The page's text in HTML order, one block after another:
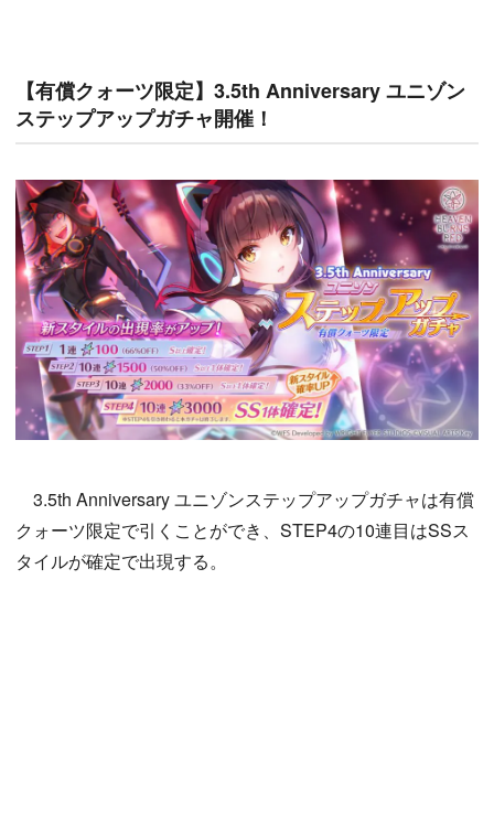
【有償クォーツ限定】3.5th Anniversary ユニゾン
ステップアップガチャ開催！
3.5th Anniversary ユニゾンステップアップガチャは有償
クォーツ限定で引くことができ、STEP4の10連目はSSス
タイルが確定で出現する。